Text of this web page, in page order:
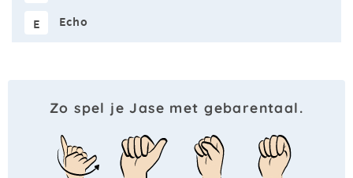
E
Echo
Zo spel je Jase met gebarentaal.